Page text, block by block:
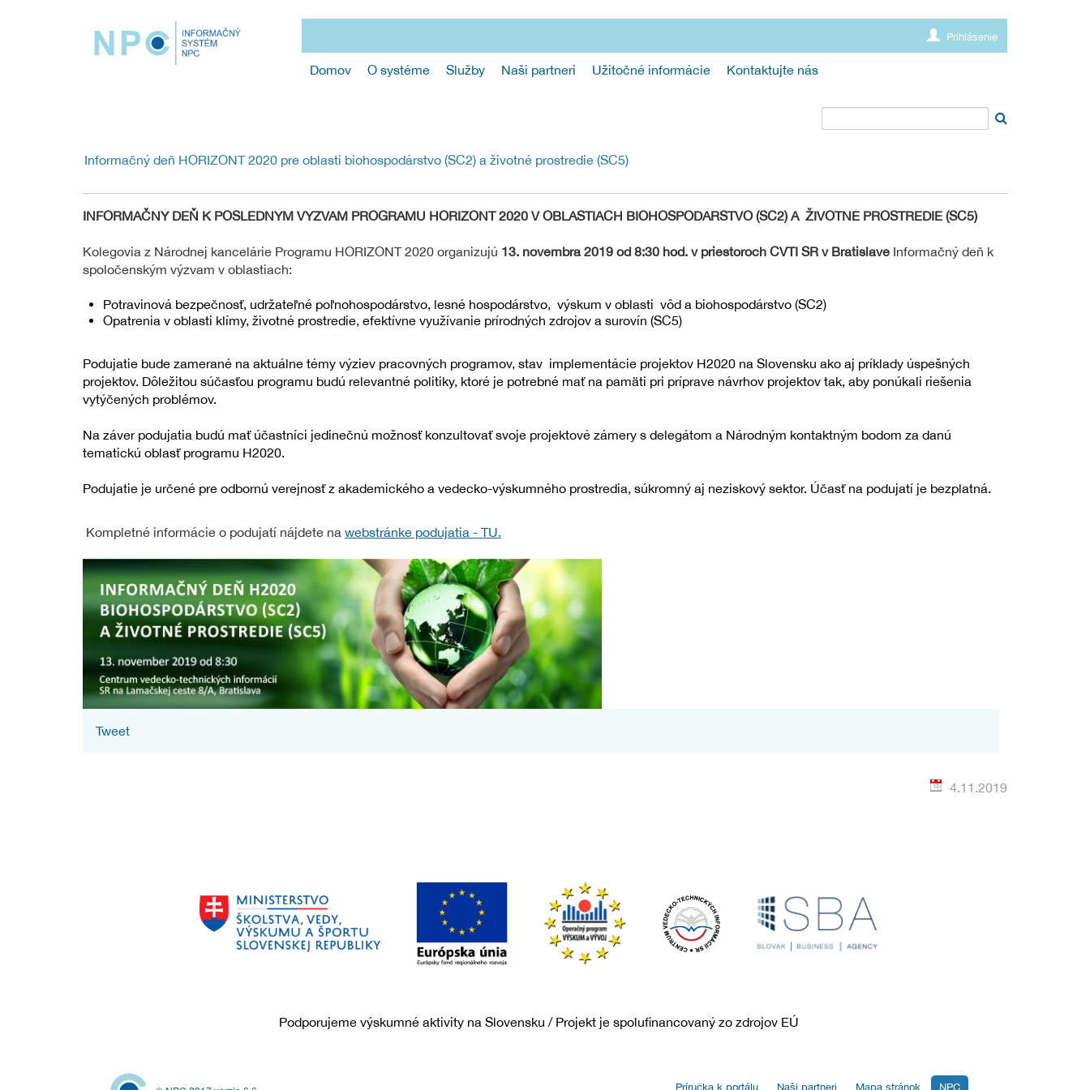
Prihlásenie
Domov O systéme Služby Naši partneri Užitočné informácie Kontaktujte nás
Informačný deň HORIZONT 2020 pre oblasti biohospodárstvo (SC2) a životné prostredie (SC5)
INFORMAČNÝ DEŇ K POSLEDNÝM VÝZVAM PROGRAMU HORIZONT 2020 V OBLASTIACH BIOHOSPODÁRSTVO (SC2) A ŽIVOTNÉ PROSTREDIE (SC5)
Kolegovia z Národnej kancelárie Programu HORIZONT 2020 organizujú 13. novembra 2019 od 8:30 hod. v priestoroch CVTI SR v Bratislave Informačný deň k
spoločenským výzvam v oblastiach:
Potravinová bezpečnosť, udržateľné poľnohospodárstvo, lesné hospodárstvo, výskum v oblasti vôd a biohospodárstvo (SC2)
Opatrenia v oblasti klímy, životné prostredie, efektívne využívanie prírodných zdrojov a surovín (SC5)
Podujatie bude zamerané na aktuálne témy výziev pracovných programov, stav implementácie projektov H2020 na Slovensku ako aj príklady úspešných
projektov. Dôležitou súčasťou programu budú relevantné politiky, ktoré je potrebné mať na pamäti pri príprave návrhov projektov tak, aby ponúkali riešenia
vytýčených problémov.
Na záver podujatia budú mať účastníci jedinečnú možnosť konzultovať svoje projektové zámery s delegátom a Národným kontaktným bodom za danú
tematickú oblasť programu H2020.
Podujatie je určené pre odbornú verejnosť z akademického a vedecko-výskumného prostredia, súkromný aj neziskový sektor. Účasť na podujatí je bezplatná.
Kompletné informácie o podujatí nájdete na webstránke podujatia - TU.
Tweet
4.11.2019
Podporujeme výskumné aktivity na Slovensku / Projekt je spolufinancovaný zo zdrojov EÚ
Príručka k portálu Naši partneri Mapa stránok NPC